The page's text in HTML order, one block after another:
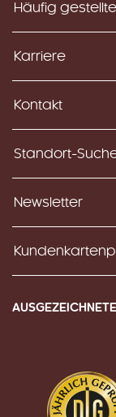
Häufig
Karriere
Kontakt
Standort-
Newsletter